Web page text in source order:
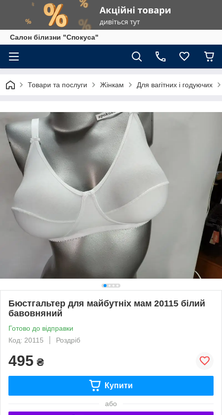
Салон білизни "Спокуса"
Товари та послуги Жінкам Для вагітних і годуючих
Бюстгальтер для майбутніх мам 20115 білий
бавовняний
Готово до відправки
Код: 20115
Роздріб
495 ₴
Купити
або